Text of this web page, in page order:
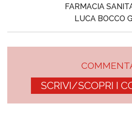
FARMACIA
LUCA BOCCO
SCRIVI/SCOPRI I